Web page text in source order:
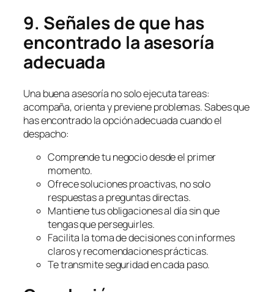
9. Señales de que has
encontrado la asesoría
adecuada
Una buena asesoría no solo ejecuta tareas:
acompaña, orienta y previene problemas. Sabes que
has encontrado la opción adecuada cuando el
despacho:
Comprende tu negocio desde el primer
momento.
Ofrece soluciones proactivas, no solo
respuestas a preguntas directas.
Mantiene tus obligaciones al día sin que
tengas que perseguirles.
Facilita la toma de decisiones con informes
claros y recomendaciones prácticas.
Te transmite seguridad en cada paso.